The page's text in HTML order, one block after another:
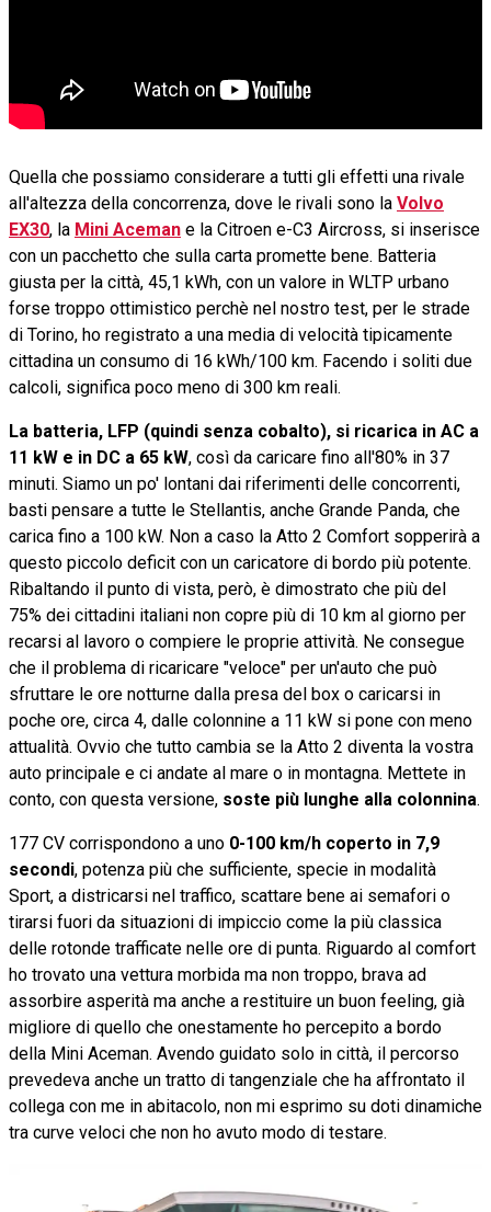
Quella che possiamo considerare a tutti gli effetti una rivale
all'altezza della concorrenza, dove le rivali sono la Volvo
EX30, la Mini Aceman e la Citroen e-C3 Aircross, si inserisce
con un pacchetto che sulla carta promette bene. Batteria
giusta per la città, 45,1 kWh, con un valore in WLTP urbano
forse troppo ottimistico perchè nel nostro test, per le strade
di Torino, ho registrato a una media di velocità tipicamente
cittadina un consumo di 16 kWh/100 km. Facendo i soliti due
calcoli, significa poco meno di 300 km reali.
La batteria, LFP (quindi senza cobalto), si ricarica in AC a
11 kW e in DC a 65 kW, così da caricare fino all'80% in 37
minuti. Siamo un po' lontani dai riferimenti delle concorrenti,
basti pensare a tutte le Stellantis, anche Grande Panda, che
carica fino a 100 kW. Non a caso la Atto 2 Comfort sopperirà a
questo piccolo deficit con un caricatore di bordo più potente.
Ribaltando il punto di vista, però, è dimostrato che più del
75% dei cittadini italiani non copre più di 10 km al giorno per
recarsi al lavoro o compiere le proprie attività. Ne consegue
che il problema di ricaricare "veloce" per un'auto che può
sfruttare le ore notturne dalla presa del box o caricarsi in
poche ore, circa 4, dalle colonnine a 11 kW si pone con meno
attualità. Ovvio che tutto cambia se la Atto 2 diventa la vostra
auto principale e ci andate al mare o in montagna. Mettete in
conto, con questa versione, soste più lunghe alla colonnina.
177 CV corrispondono a uno 0-100 km/h coperto in 7,9
secondi, potenza più che sufficiente, specie in modalità
Sport, a districarsi nel traffico, scattare bene ai semafori o
tirarsi fuori da situazioni di impiccio come la più classica
delle rotonde trafficate nelle ore di punta. Riguardo al comfort
ho trovato una vettura morbida ma non troppo, brava ad
assorbire asperità ma anche a restituire un buon feeling, già
migliore di quello che onestamente ho percepito a bordo
della Mini Aceman. Avendo guidato solo in città, il percorso
prevedeva anche un tratto di tangenziale che ha affrontato il
collega con me in abitacolo, non mi esprimo su doti dinamiche
tra curve veloci che non ho avuto modo di testare.